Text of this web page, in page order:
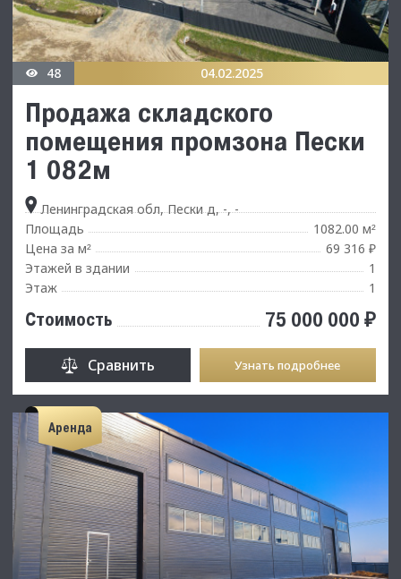
48 04.02.2025
Продажа складского
помещения промзона Пески
1 082м
Ленинградская обл, Пески д, -, -
Площадь
1082.00 м²
Цена за м²
69 316 ₽
Этажей в здании
1
Этаж
1
Стоимость 75 000 000 ₽
Сравнить Узнать подробнее
Аренда